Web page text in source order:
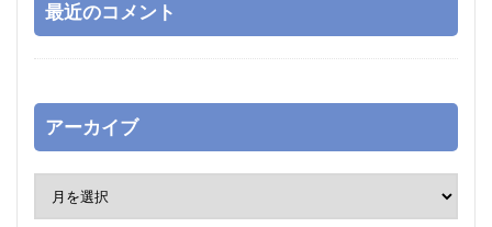
最近のコメント
アーカイブ